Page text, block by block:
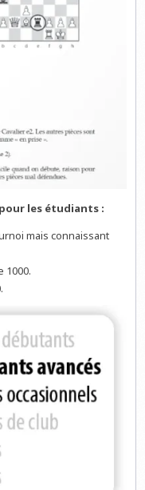
les étudiants :
mais connaissant
1000.